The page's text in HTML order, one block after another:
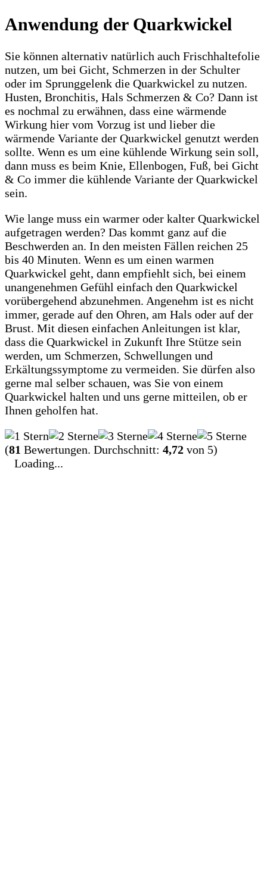
Anwendung der Quarkwickel
Sie können alternativ natürlich auch Frischhaltefolie
nutzen, um bei Gicht, Schmerzen in der Schulter
oder im Sprunggelenk die Quarkwickel zu nutzen.
Husten, Bronchitis, Hals Schmerzen & Co? Dann ist
es nochmal zu erwähnen, dass eine wärmende
Wirkung hier vom Vorzug ist und lieber die
wärmende Variante der Quarkwickel genutzt werden
sollte. Wenn es um eine kühlende Wirkung sein soll,
dann muss es beim Knie, Ellenbogen, Fuß, bei Gicht
& Co immer die kühlende Variante der Quarkwickel
sein.
Wie lange muss ein warmer oder kalter Quarkwickel
aufgetragen werden? Das kommt ganz auf die
Beschwerden an. In den meisten Fällen reichen 25
bis 40 Minuten. Wenn es um einen warmen
Quarkwickel geht, dann empfiehlt sich, bei einem
unangenehmen Gefühl einfach den Quarkwickel
vorübergehend abzunehmen. Angenehm ist es nicht
immer, gerade auf den Ohren, am Hals oder auf der
Brust. Mit diesen einfachen Anleitungen ist klar,
dass die Quarkwickel in Zukunft Ihre Stütze sein
werden, um Schmerzen, Schwellungen und
Erkältungssymptome zu vermeiden. Sie dürfen also
gerne mal selber schauen, was Sie von einem
Quarkwickel halten und uns gerne mitteilen, ob er
Ihnen geholfen hat.
(81 Bewertungen. Durchschnitt: 4,72 von 5)
Loading...